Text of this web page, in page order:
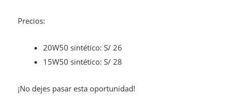
Precios:
20W50 sintético: S/ 26
15W50 sintético: S/ 28
¡No dejes pasar esta oportunidad!